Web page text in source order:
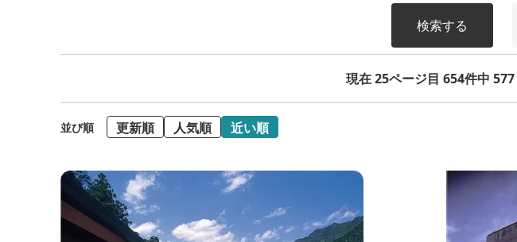
検索する
現在 25ページ目 654件中
並び順 更新順 人気順 近い順